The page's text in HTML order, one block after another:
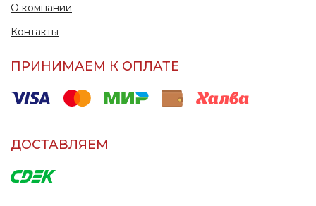
О компании
Контакты
ПРИНИМАЕМ К ОПЛАТЕ
ДОСТАВЛЯЕМ